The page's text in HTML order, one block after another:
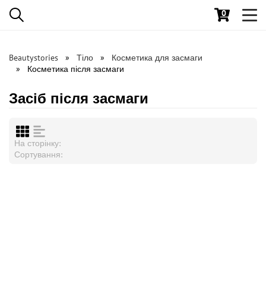
0
Beautystories Тіло
Косметика для засмаги
Косметика після засмаги
Засіб після засмаги
На сторінку:
Сортування: